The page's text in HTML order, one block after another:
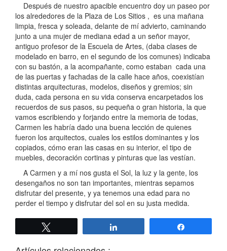
Después de nuestro apacible encuentro doy un paseo por
los alrededores de la Plaza de Los Sitios , es una mañana
limpia, fresca y soleada, delante de mí advierto, caminando
junto a una mujer de mediana edad a un señor mayor,
antiguo profesor de la Escuela de Artes, (daba clases de
modelado en barro, en el segundo de los comunes) indicaba
con su bastón, a la acompañante, como estaban cada una
de las puertas y fachadas de la calle hace años, coexistían
distintas arquitecturas, modelos, diseños y gremios; sin
duda, cada persona en su vida conserva encarpetados los
recuerdos de sus pasos, su pequeña o gran historia, la que
vamos escribiendo y forjando entre la memoria de todas,
Carmen les habría dado una buena lección de quienes
fueron los arquitectos, cuales los estilos dominantes y los
copiados, cómo eran las casas en su interior, el tipo de
muebles, decoración cortinas y pinturas que las vestían.
A Carmen y a mí nos gusta el Sol, la luz y la gente, los
desengaños no son tan importantes, mientras sepamos
disfrutar del presente, y ya tenemos una edad para no
perder el tiempo y disfrutar del sol en su justa medida.